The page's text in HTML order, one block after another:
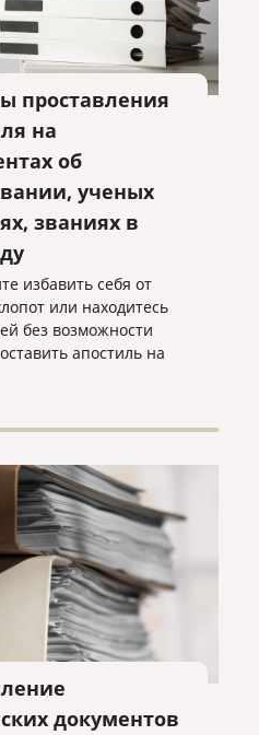
проставления
на
об
ученых
званиях в
избавить себя от
или находитесь
без возможности
апостиль на
нашей компании с
документов